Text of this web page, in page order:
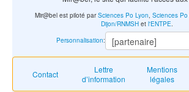
Contact
Lettre
d’information
Mentions
légales
Mir@bel est piloté parSciences Po Lyon, Sciences
Dijon/RNMSH et l'ENTPE.
Personnalisation: